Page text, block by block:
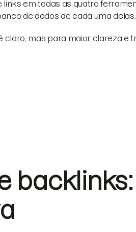
em todas as quatro
de dados de cada uma delas.
claro, mas para maior clareza e
backlinks: